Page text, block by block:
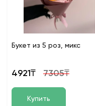
Букет из 5 роз, микс
4921₸ 7305₸
Купить